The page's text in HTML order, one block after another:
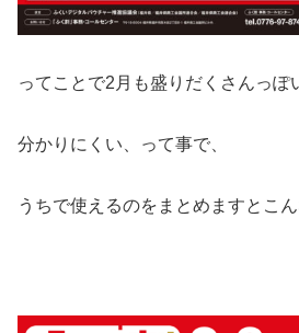
ってことで2月も盛りだくさんっぽ
分かりにくい、って事で、
うちで使えるのをまとめますとこん